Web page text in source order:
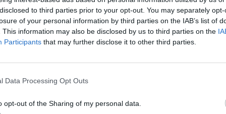
to third parties prior to your opt-out. You may separately
of your personal information by third parties on the IAB’s list of
This information may also be disclosed by us to third parties on the
Participants that may further disclose it to other third parties.
Data Processing Opt Outs
opt-out of the Sharing of my personal data.
trasformandocortili, prati e piccoli
e narrazione.